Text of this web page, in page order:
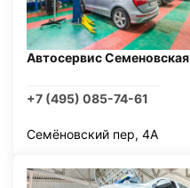
Автосервис Семеновская
+7 (495) 085-74-61
Семёновский пер, 4А